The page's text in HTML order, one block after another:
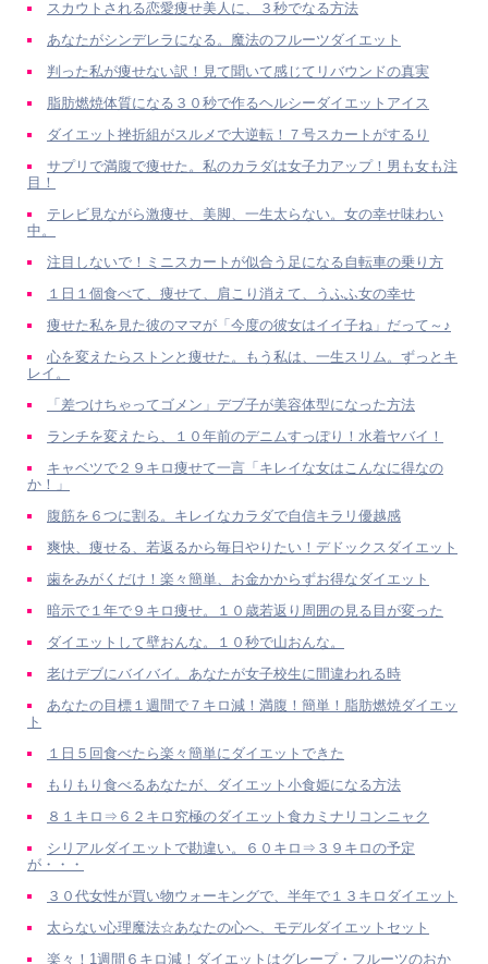
スカウトされる恋愛痩せ美人に、３秒でなる方法
あなたがシンデレラになる。魔法のフルーツダイエット
判った私が痩せない訳！見て聞いて感じてリバウンドの真実
脂肪燃焼体質になる３０秒で作るヘルシーダイエットアイス
ダイエット挫折組がスルメで大逆転！７号スカートがするり
サプリで満腹で痩せた。私のカラダは女子力アップ！男も女も注
目！
テレビ見ながら激痩せ、美脚、一生太らない。女の幸せ味わい
中。
注目しないで！ミニスカートが似合う足になる自転車の乗り方
１日１個食べて、痩せて、肩こり消えて、うふふ女の幸せ
痩せた私を見た彼のママが「今度の彼女はイイ子ね」だって～♪
心を変えたらストンと痩せた。もう私は、一生スリム。ずっとキ
レイ。
「差つけちゃってゴメン」デブ子が美容体型になった方法
ランチを変えたら、１０年前のデニムすっぽり！水着ヤバイ！
キャベツで２９キロ痩せて一言「キレイな女はこんなに得なの
か！」
腹筋を６つに割る。キレイなカラダで自信キラリ優越感
爽快、痩せる、若返るから毎日やりたい！デドックスダイエット
歯をみがくだけ！楽々簡単、お金かからずお得なダイエット
暗示で１年で９キロ痩せ。１０歳若返り周囲の見る目が変った
ダイエットして壁おんな。１０秒で山おんな。
老けデブにバイバイ。あなたが女子校生に間違われる時
あなたの目標１週間で７キロ減！満腹！簡単！脂肪燃焼ダイエッ
ト
１日５回食べたら楽々簡単にダイエットできた
もりもり食べるあなたが、ダイエット小食姫になる方法
８１キロ⇒６２キロ究極のダイエット食カミナリコンニャク
シリアルダイエットで勘違い。６０キロ⇒３９キロの予定
が・・・
３０代女性が買い物ウォーキングで、半年で１３キロダイエット
太らない心理魔法☆あなたの心へ、モデルダイエットセット
楽々！1週間６キロ減！ダイエットはグレープ・フルーツのおか